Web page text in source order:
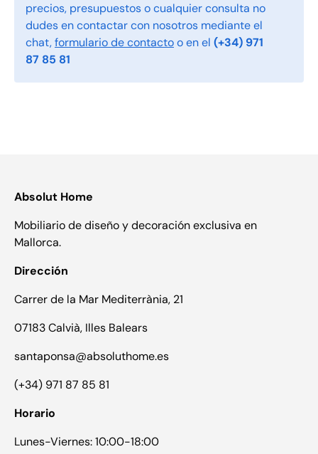
precios, presupuestos o cualquier consulta no
dudes en contactar con nosotros mediante el
chat,formulario de contactoo en el (+34) 971
87 85 81
Absolut Home
Mobiliario de diseño y decoración exclusiva en
Mallorca.
Dirección
Carrer de la Mar Mediterrània, 21
07183 Calvià, Illes Balears
santaponsa@absoluthome.es
(+34) 971 87 85 81
Horario
Lunes-Viernes: 10:00-18:00